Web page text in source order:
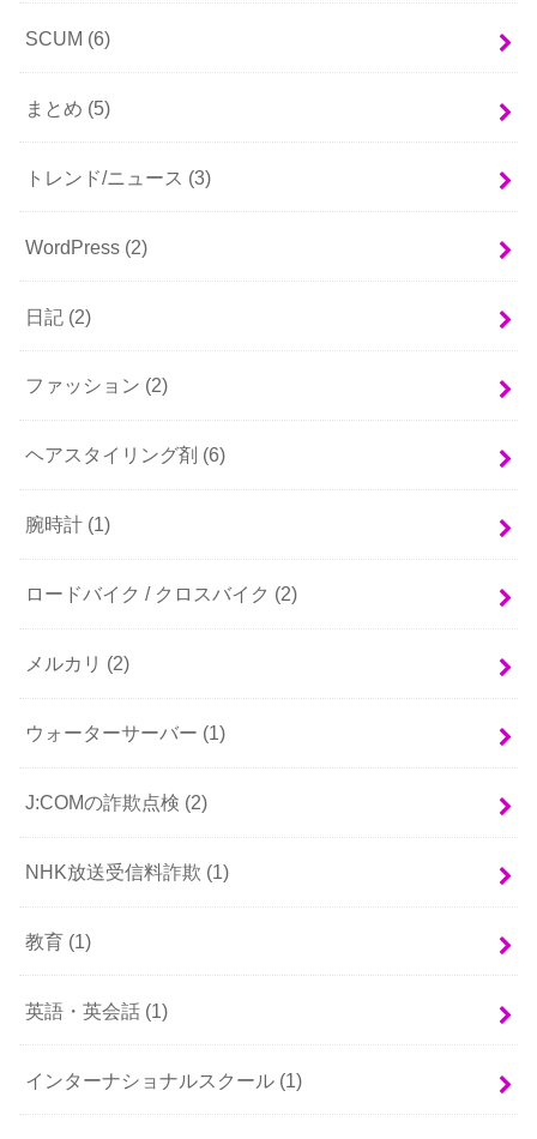
SCUM (6)
まとめ (5)
トレンド/ニュース (3)
WordPress (2)
日記 (2)
ファッション (2)
ヘアスタイリング剤 (6)
腕時計 (1)
ロードバイク / クロスバイク (2)
メルカリ (2)
ウォーターサーバー (1)
J:COMの詐欺点検 (2)
NHK放送受信料詐欺 (1)
教育 (1)
英語・英会話 (1)
インターナショナルスクール (1)